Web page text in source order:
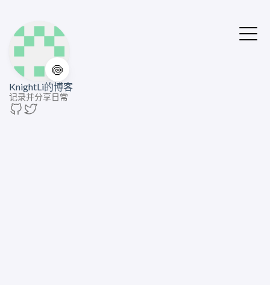
🍥
KnightLi的博客
记录并分享日常